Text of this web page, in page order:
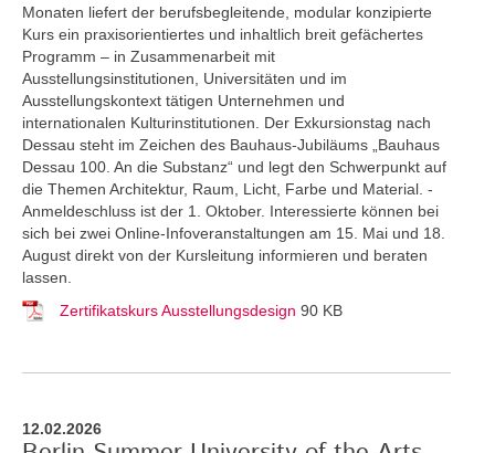
Monaten liefert der berufsbegleitende, modular konzipierte
Kurs ein praxisorientiertes und inhaltlich breit gefächertes
Programm – in Zusammenarbeit mit
Ausstellungsinstitutionen, Universitäten und im
Ausstellungskontext tätigen Unternehmen und
internationalen Kulturinstitutionen. Der Exkursionstag nach
Dessau steht im Zeichen des Bauhaus-Jubiläums „Bauhaus
Dessau 100. An die Substanz“ und legt den Schwerpunkt auf
die Themen Architektur, Raum, Licht, Farbe und Material. -
Anmeldeschluss ist der 1. Oktober. Interessierte können bei
sich bei zwei Online-Infoveranstaltungen am 15. Mai und 18.
August direkt von der Kursleitung informieren und beraten
lassen.
Zertifikatskurs Ausstellungsdesign 90 KB
12.02.2026